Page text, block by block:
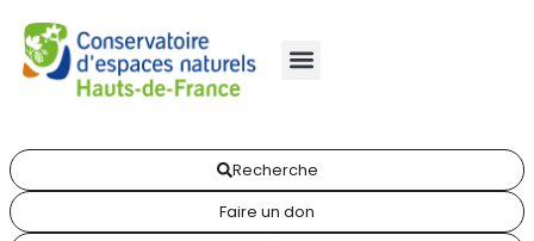
Recherche
Faire un don